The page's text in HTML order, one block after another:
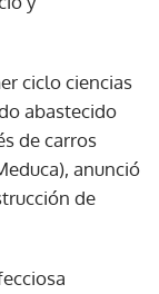
ciclo ciencias
abastecido
de carros
anunció
de